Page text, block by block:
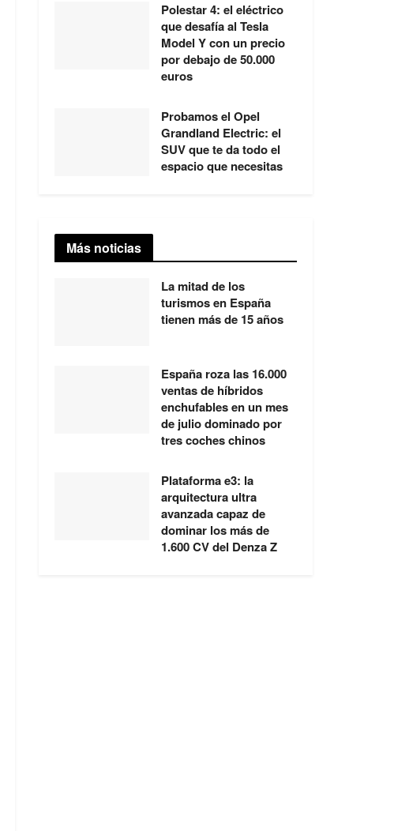
Polestar 4: el eléctrico
que desafía al Tesla
Model Y con un precio
por debajo de 50.000
euros
Probamos el Opel
Grandland Electric: el
SUV que te da todo el
espacio que necesitas
Más noticias
La mitad de los
turismos en España
tienen más de 15 años
España roza las 16.000
ventas de híbridos
enchufables en un mes
de julio dominado por
tres coches chinos
Plataforma e3: la
arquitectura ultra
avanzada capaz de
dominar los más de
1.600 CV del Denza Z